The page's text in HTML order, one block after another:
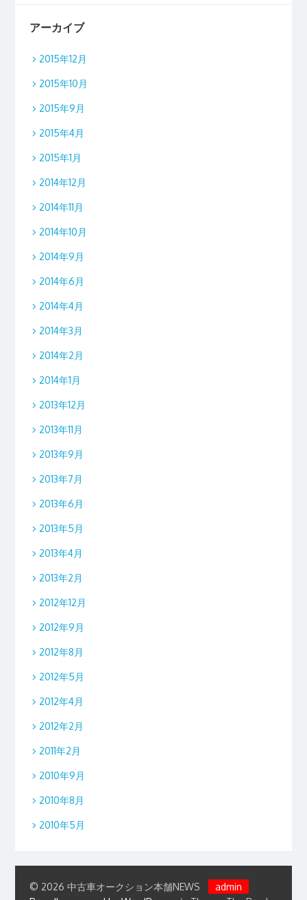
アーカイブ
2015年12月
2015年10月
2015年9月
2015年4月
2015年1月
2014年12月
2014年11月
2014年10月
2014年9月
2014年6月
2014年4月
2014年3月
2014年2月
2014年1月
2013年12月
2013年11月
2013年9月
2013年7月
2013年6月
2013年5月
2013年4月
2013年2月
2012年12月
2012年9月
2012年8月
2012年5月
2012年4月
2012年2月
2011年2月
2010年9月
2010年8月
2010年5月
© 2026 中古車オークション本舗NEWS
admin